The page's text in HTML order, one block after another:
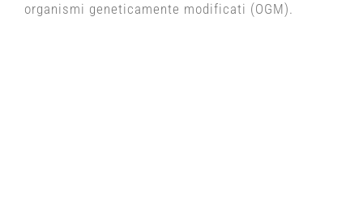
organismi geneticamente modificati (OGM).